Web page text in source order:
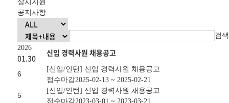
상시지원
공지사항
검색
2026
01.30
신입 경력사원 채용공고
6
[신입/인턴] 신입 경력사원 채용공고
접수마감2025-02-13 ~ 2025-02-21
5
[신입/인턴] 신입 경력사원 채용공고
접수마감2023-03-01 ~ 2023-03-21